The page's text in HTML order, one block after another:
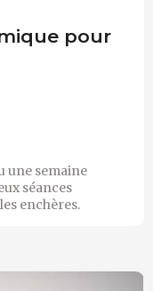
pour
une semaine
séances
enchères.